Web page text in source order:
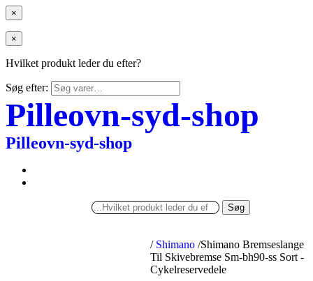
×
×
Hvilket produkt leder du efter?
Søg efter:
Pilleovn-syd-shop
Pilleovn-syd-shop
Søg
/ Shimano /Shimano Bremseslange
Til Skivebremse Sm-bh90-ss Sort -
Cykelreservedele